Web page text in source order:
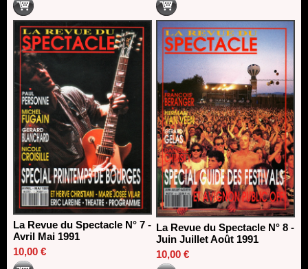
La Revue du Spectacle N° 7 -
Avril Mai 1991
10,00 €
La Revue du Spectacle N° 8 -
Juin Juillet Août 1991
10,00 €